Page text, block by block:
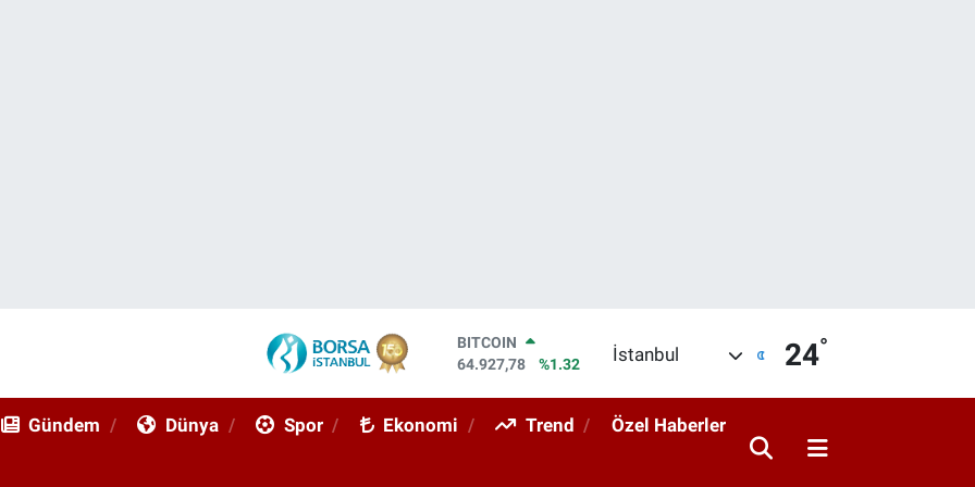
DOLAR
47,5894
%0.08
STERLİN
İstanbul 24°
Gündem Dünya Spor Ekonomi Trend Özel Haberler